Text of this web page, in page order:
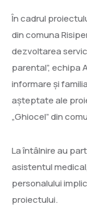
În cadrul
din comuna
dezvoltarea
parental”, echipa
informare și
așteptate ale
„Ghiocel” din
La întâlnire au
asistentul
personalului
proiectului.